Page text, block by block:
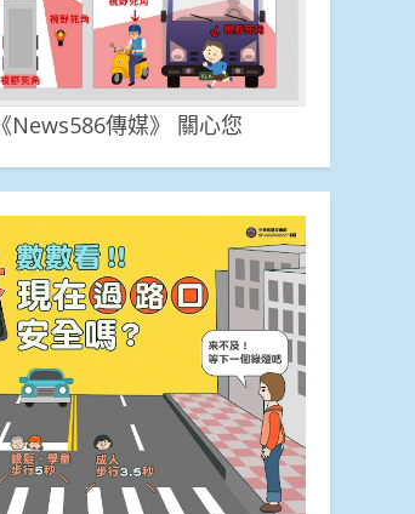
《News586傳媒》 關心您